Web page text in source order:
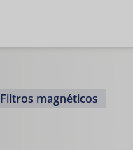
Filtros magnéticos